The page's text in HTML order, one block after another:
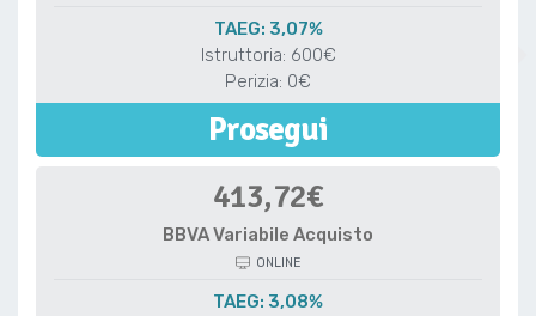
TAEG: 3,07%
Istruttoria: 600€
Perizia: 0€
Prosegui
413,72€
BBVA Variabile Acquisto
ONLINE
TAEG: 3,08%